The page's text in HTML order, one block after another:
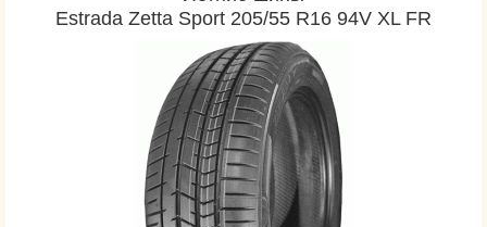
Estrada Zetta Sport 205/55 R16 94V XL FR